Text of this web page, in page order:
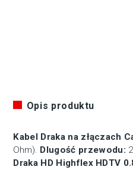
Opis produktu
Kabel Draka na złączach
Ohm). Dlugość przewodu:
Draka HD Highflex HDTV